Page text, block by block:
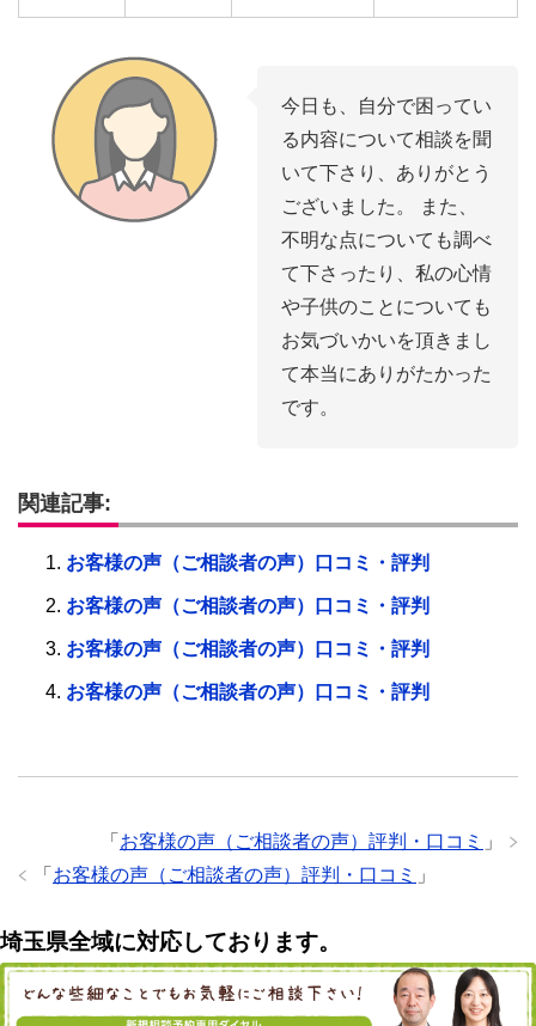
今日も、自分で困ってい
る内容について相談を聞
いて下さり、ありがとう
ございました。 また、
不明な点についても調べ
て下さったり、私の心情
や子供のことについても
お気づいかいを頂きまし
て本当にありがたかった
です。
関連記事:
お客様の声（ご相談者の声）口コミ・評判
お客様の声（ご相談者の声）口コミ・評判
お客様の声（ご相談者の声）口コミ・評判
お客様の声（ご相談者の声）口コミ・評判
「 お客様の声（ご相談者の声）評判・口コミ
」
「 お客様の声（ご相談者の声）評判・口コミ 」
埼玉県全域に対応しております。